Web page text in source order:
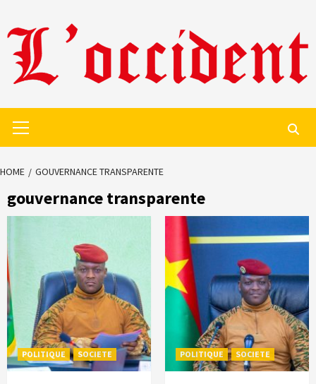
to
content
Menu
HOME GOUVERNANCE TRANSPARENTE
gouvernance transparente
POLITIQUE SOCIETE POLITIQUE SOCIETE